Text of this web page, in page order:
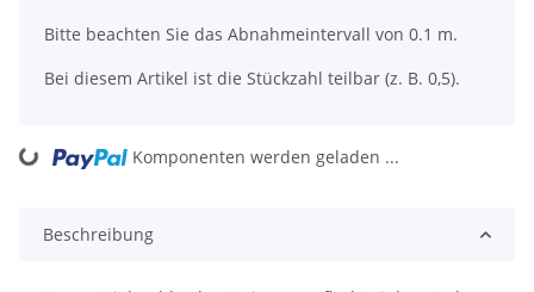
Bitte beachten Sie das Abnahmeintervall von 0.1 m.
Bei diesem Artikel ist die Stückzahl teilbar (z. B. 0,5).
Loading... Komponenten werden geladen ...
Beschreibung